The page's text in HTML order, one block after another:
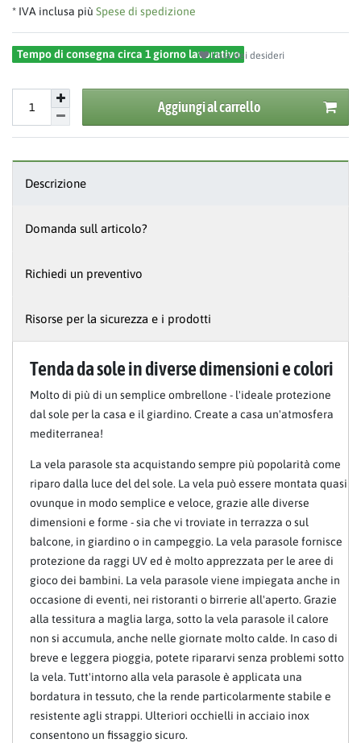
* IVA inclusa più Spese di spedizione
Tempo di consegna circa 1 giorno lavorativoLista dei desideri
Aggiungi al carrello
Descrizione
Domanda sull articolo?
Richiedi un preventivo
Risorse per la sicurezza e i prodotti
Tenda da sole in diverse dimensioni e colori
Molto di più di un semplice ombrellone - l'ideale protezione
dal sole per la casa e il giardino. Create a casa un'atmosfera
mediterranea!
La vela parasole sta acquistando sempre più popolarità come
riparo dalla luce del del sole. La vela può essere montata quasi
ovunque in modo semplice e veloce, grazie alle diverse
dimensioni e forme - sia che vi troviate in terrazza o sul
balcone, in giardino o in campeggio. La vela parasole fornisce
protezione da raggi UV ed è molto apprezzata per le aree di
gioco dei bambini. La vela parasole viene impiegata anche in
occasione di eventi, nei ristoranti o birrerie all'aperto. Grazie
alla tessitura a maglia larga, sotto la vela parasole il calore
non si accumula, anche nelle giornate molto calde. In caso di
breve e leggera pioggia, potete ripararvi senza problemi sotto
la vela. Tutt'intorno alla vela parasole è applicata una
bordatura in tessuto, che la rende particolarmente stabile e
resistente agli strappi. Ulteriori occhielli in acciaio inox
consentono un fissaggio sicuro.